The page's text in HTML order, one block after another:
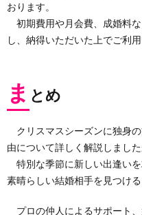
おります。
初期費用や月会費、成婚料
し、納得いただいた上でご利用
ま とめ
クリスマスシーズンに独身
由について詳しく解説しまし
特別な季節に新しい出逢い
素晴らしい結婚相手を見つける
プロの仲人によるサポート